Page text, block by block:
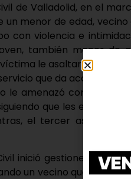
de Valladolid, en el
un menor de edad,
con violencia e
también menor de
le asaltaron tres
que da acceso a las
le amenazó con una
que les
el tercer asaltante,
inició gestiones de
un vecino que reside